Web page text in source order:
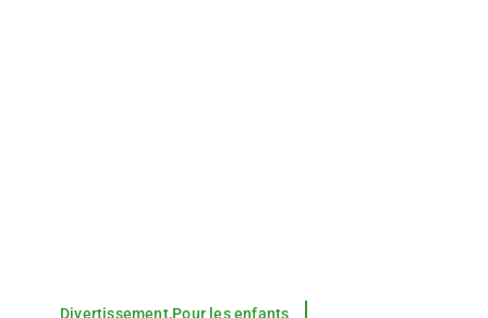
Divertissement,Pour les enfants